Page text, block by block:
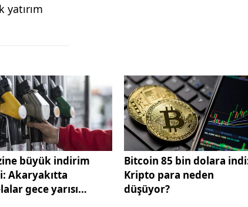
yatırım
büyük indirim
Akaryakıtta
gece yarısı
Bitcoin 85 bin dolara
Kripto para neden
düşüyor?